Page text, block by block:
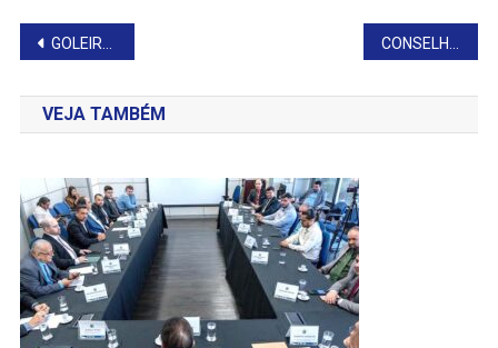
Navegação
de
Post
GOLEIRO PEDRINHO COMPARTILHA TRAJETÓRIA E INSPIRA JOVENS ATLETAS
VEJA TAMBÉM